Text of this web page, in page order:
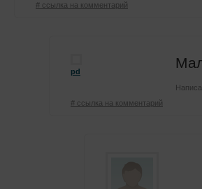
# ссылка на комментарий
pd
# ссылка на комментарий